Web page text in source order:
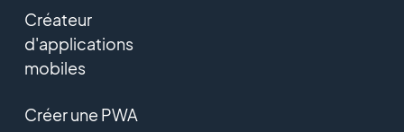
Créateur
d'applications
mobiles
Créer une PWA